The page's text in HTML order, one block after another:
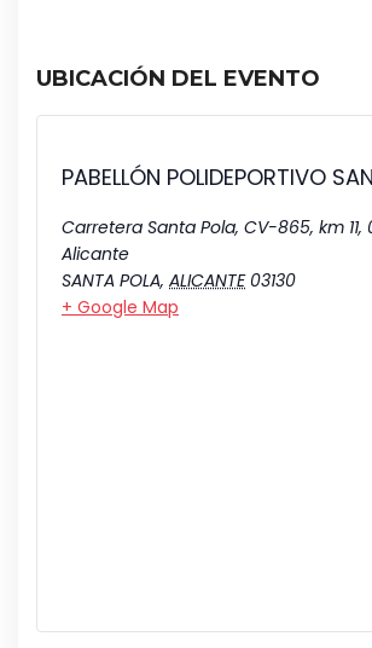
UBICACIÓN DEL EVENTO
PABELLÓN POLIDEPORTIVO
Carretera Santa Pola, CV-865, km 11,
Alicante
SANTA POLA, ALICANTE 03130
+ Google Map